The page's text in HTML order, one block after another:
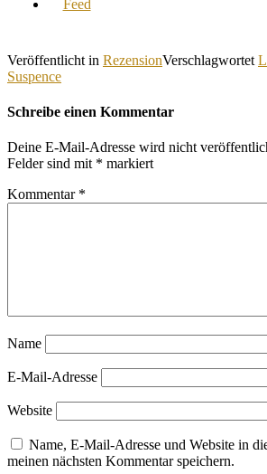
Veröffentlicht in RezensionVerschlagwortet
Suspence
Schreibe einen Kommentar
Deine E-Mail-Adresse wird nicht
Felder sind mit * markiert
Kommentar *
Name
E-Mail-Adresse
Website
Name, E-Mail-Adresse und Website in
meinen nächsten Kommentar speichern.